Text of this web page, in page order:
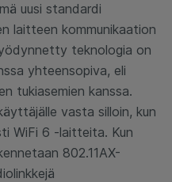
uusi standardi
laitteen kommunikaation
teknologia on
yhteensopiva, eli
tukiasemien kanssa.
vasta silloin, kun
WiFi 6 -laitteita. Kun
802.11AX-